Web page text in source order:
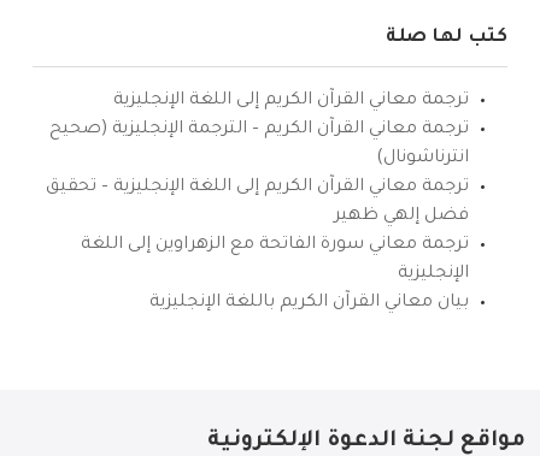
كتب لها صلة
ترجمة معاني القرآن الكريم إلى اللغة الإنجليزية
ترجمة معاني القرآن الكريم – الترجمة الإنجليزية (صحيح
انترناشونال)
ترجمة معاني القرآن الكريم إلى اللغة الإنجليزية – تحقيق
فضل إلهي ظهير
ترجمة معاني سورة الفاتحة مع الزهراوين إلى اللغة
الإنجليزية
بيان معاني القرآن الكريم باللغة الإنجليزية
مواقع لجنة الدعوة الإلكترونية